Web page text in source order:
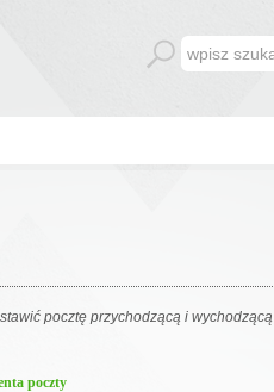
pocztę przychodzącą i wychodzącą
poczty